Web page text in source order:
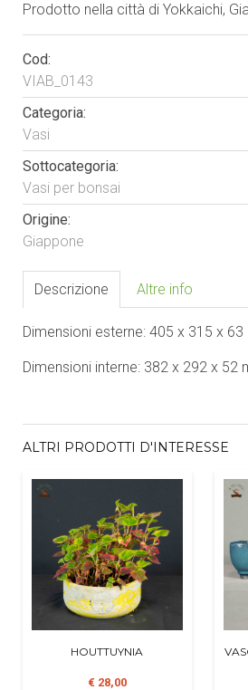
Prodotto nella città di Yokkaichi,
Cod:
VIAB_0143
Categoria:
Vasi
Sottocategoria:
Vasi per bonsai
Origine:
Giappone
Descrizione Altre info
Dimensioni esterne: 405 x 315 x 63
Dimensioni interne: 382 x 292 x 52
ALTRI PRODOTTI D'INTERESSE
HOUTTUYNIA
€ 28,00